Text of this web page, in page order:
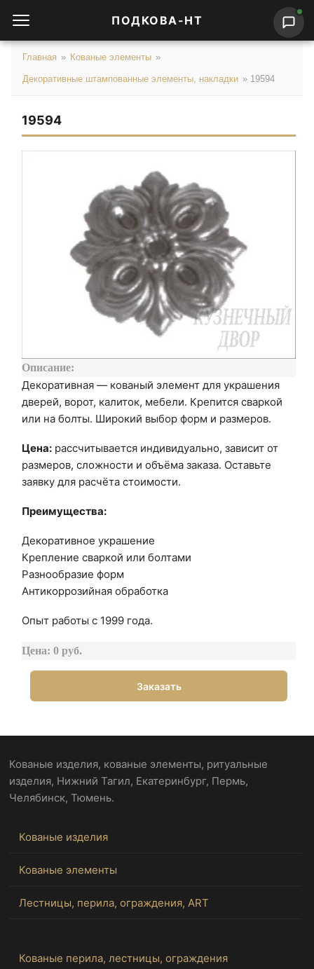
ПОДКОВА-НТ
Главная » Кованые элементы »
Декоративные штампованные элементы, накладки » 19594
19594
Описание:
Декоративная — кованый элемент для украшения
дверей, ворот, калиток, мебели. Крепится сваркой
или на болты. Широкий выбор форм и размеров.
Цена: рассчитывается индивидуально, зависит от
размеров, сложности и объёма заказа. Оставьте
заявку для расчёта стоимости.
Преимущества:
Декоративное украшение
Крепление сваркой или болтами
Разнообразие форм
Антикоррозийная обработка
Опыт работы с 1999 года.
Цена: 0 руб.
Заказать
Кованые изделия, кованые элементы, ритуальные
изделия, Нижний Тагил, Екатеринбург, Пермь,
Челябинск, Тюмень.
Кованые изделия
Кованые элементы
Лестницы, перила, ограждения, ART
Кованые перила, лестницы, ограждения